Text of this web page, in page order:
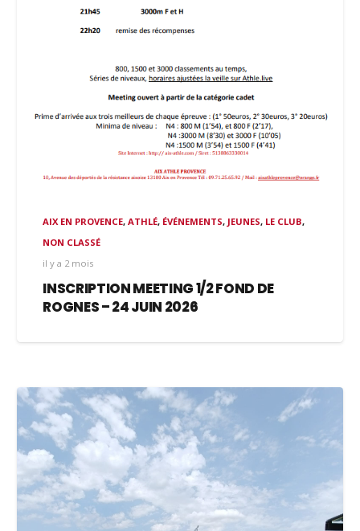
AIX EN PROVENCE,ATHLÉ, ÉVÉNEMENTS, JEUNES, LE CLUB,
NON CLASSÉ
il y a 2 mois
INSCRIPTION MEETING 1/2 FOND DE
ROGNES – 24 JUIN 2026